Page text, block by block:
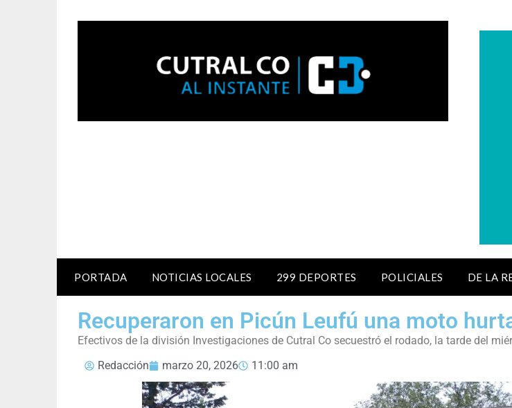
PORTADA NOTICIAS LOCALES 299 DEPORTES POLICIALES DE LA
Recuperaron en Picún Leufú una moto
Efectivos de la división Investigaciones de Cutral Co secuestró el rodado, la tarde del
Redacción
marzo 20, 2026 11:00 am